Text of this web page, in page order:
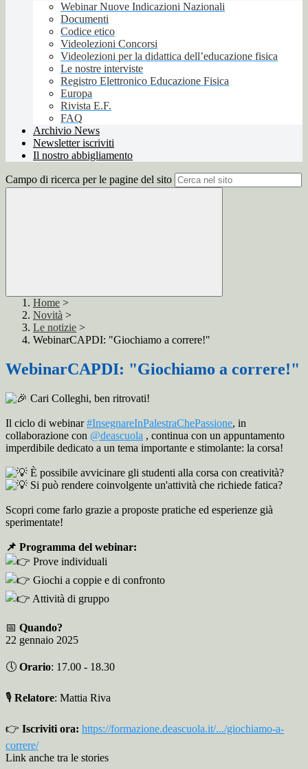
Webinar Nuove Indicazioni Nazionali
Documenti
Codice etico
Videolezioni Concorsi
Videolezioni per la didattica dell’educazione fisica
Le nostre interviste
Registro Elettronico Educazione Fisica
Europa
Rivista E.F.
FAQ
Archivio News
Newsletter iscriviti
Il nostro abbigliamento
Campo di ricerca per le pagine del sito
Home >
Novità >
Le notizie >
WebinarCAPDI: "Giochiamo a correre!"
WebinarCAPDI: "Giochiamo a correre!"
Cari Colleghi, ben ritrovati!
Il ciclo di webinar#InsegnareInPalestraChePassione, in
collaborazione con @deascuola , continua con un appuntamento
imperdibile dedicato a un tema importante e stimolante: la corsa!
È possibile avvicinare gli studenti alla corsa con creatività?
Si può rendere coinvolgente un'attività che richiede fatica?
Scopri come farlo grazie a proposte pratiche ed esperienze già
sperimentate!
📌 Programma del webinar:
Prove individuali
Giochi a coppie e di confronto
Attività di gruppo
📅 Quando?
22 gennaio 2025
🕔 Orario: 17.00 - 18.30
🎙 Relatore: Mattia Riva
👉 Iscriviti ora: https://formazione.deascuola.it/.../giochiamo-a-
correre/
Link anche tra le stories